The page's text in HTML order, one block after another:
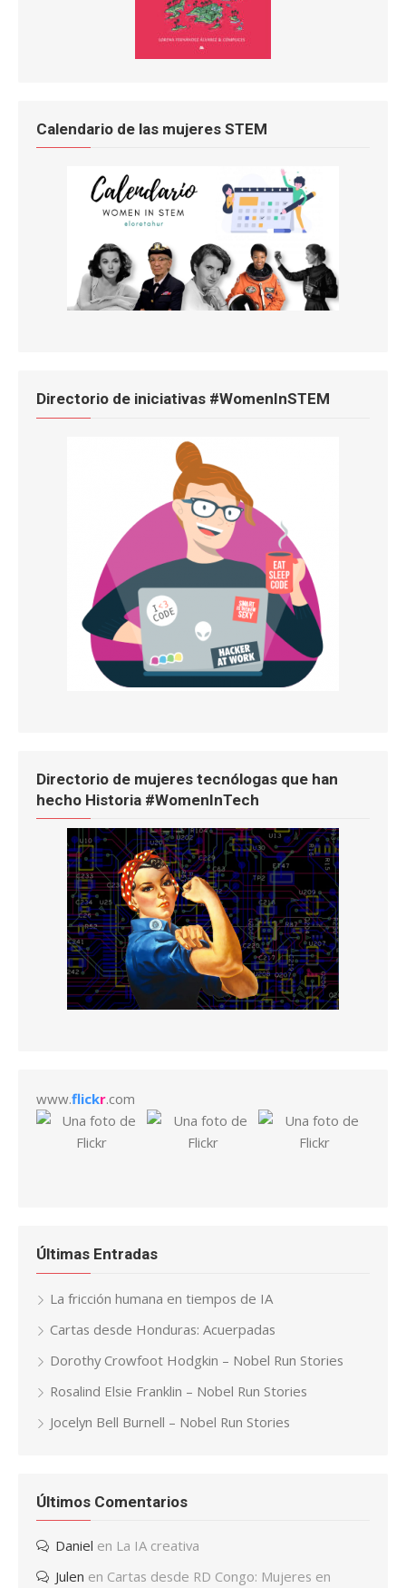
Calendario de las mujeres STEM
Directorio de iniciativas #WomenInSTEM
Directorio de mujeres tecnólogas que han
hecho Historia #WomenInTech
www.flickr.com
Últimas Entradas
La fricción humana en tiempos de IA
Cartas desde Honduras: Acuerpadas
Dorothy Crowfoot Hodgkin – Nobel Run Stories
Rosalind Elsie Franklin – Nobel Run Stories
Jocelyn Bell Burnell – Nobel Run Stories
Últimos Comentarios
Daniel en La IA creativa
Julen en Cartas desde RD Congo: Mujeres en